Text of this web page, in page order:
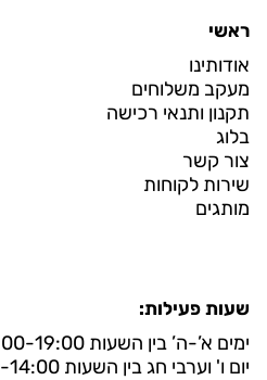
ראשי
אודותינו
מעקב משלוחים
תקנון ותנאי רכישה
בלוג
צור קשר
שירות לקוחות
מותגים
שעות פעילות:
ימים א’-ה’ בין השעות 09:00-19:00
יום ו' וערבי חג בין השעות 09:00-14:00